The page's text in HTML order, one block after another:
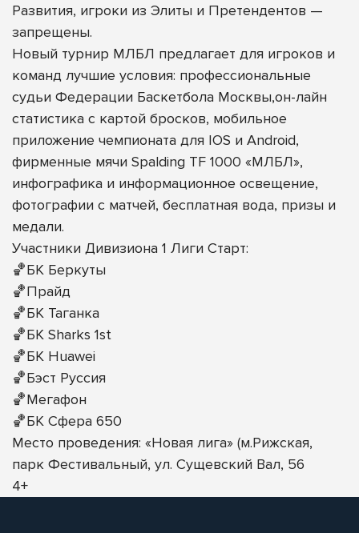
Развития, игроки из Элиты и Претендентов —
запрещены.
Новый турнир МЛБЛ предлагает для игроков и
команд лучшие условия: профессиональные
судьи Федерации Баскетбола Москвы,он-лайн
статистика с картой бросков, мобильное
приложение чемпионата для IOS и Android,
фирменные мячи Spalding TF 1000 «МЛБЛ»,
инфографика и информационное освещение,
фотографии с матчей, бесплатная вода, призы и
медали.
Участники Дивизиона 1 Лиги Старт:
🏀БК Беркуты
🏀Прайд
🏀БК Таганка
🏀БК Sharks 1st
🏀БК Huawei
🏀Бэст Руссия
🏀Мегафон
🏀БК Сфера 650
Место проведения: «Новая лига» (м.Рижская,
парк Фестивальный, ул. Сущевский Вал, 56
4+